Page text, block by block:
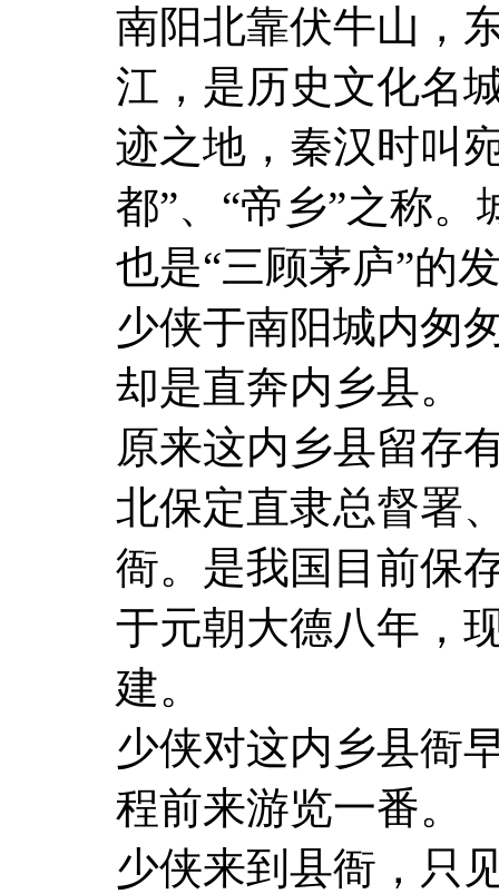
南阳北靠伏牛山，
江，是历史文化名
迹之地，秦汉时叫
都”、“帝乡”之称
也是“三顾茅庐”的
少侠于南阳城内匆
却是直奔内乡县。
原来这内乡县留存
北保定直隶总督署
衙。是我国目前保
于元朝大德八年，
建。
少侠对这内乡县衙
程前来游览一番。
少侠来到县衙，只